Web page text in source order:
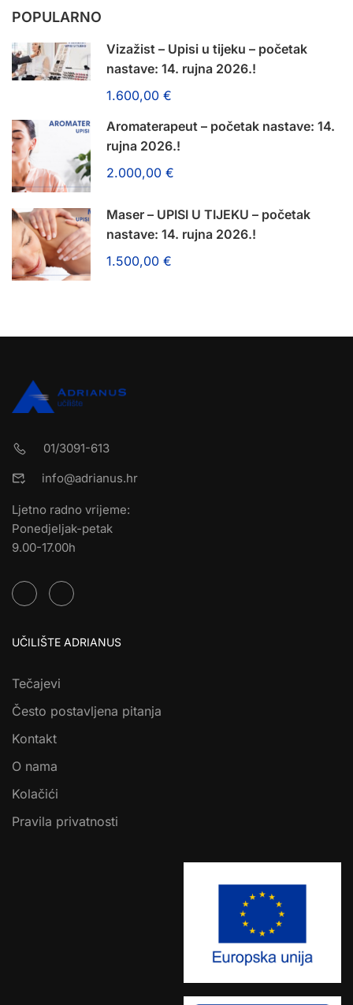
POPULARNO
Vizažist – Upisi u tijeku – početak
nastave: 14. rujna 2026.!
1.600,00 €
Aromaterapeut – početak nastave: 14.
rujna 2026.!
2.000,00 €
Maser – UPISI U TIJEKU – početak
nastave: 14. rujna 2026.!
1.500,00 €
01/3091-613
info@adrianus.hr
Ljetno radno vrijeme:
Ponedjeljak-petak
9.00-17.00h
UČILIŠTE ADRIANUS
Tečajevi
Često postavljena pitanja
Kontakt
O nama
Kolačići
Pravila privatnosti